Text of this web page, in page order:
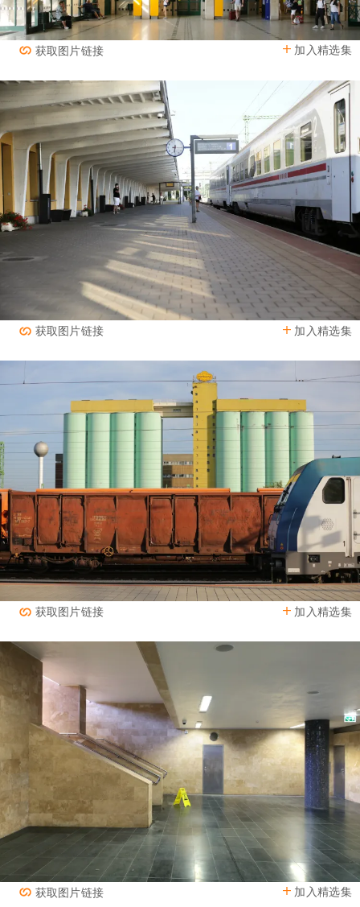
加入精选集
获取图片链接
加入精选集
获取图片链接
加入精选集
获取图片链接
加入精选集
获取图片链接